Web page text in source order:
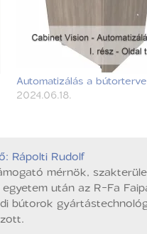
Automatizálás a
2024.06.18.
Rápolti Rudolf
mérnök,
egyetem után az R-Fa
bútorok